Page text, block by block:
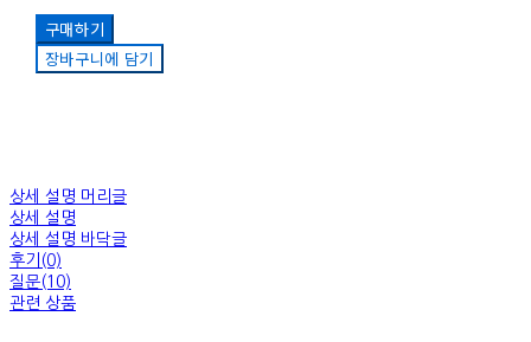
구매하기
장바구니에 담기
상세 설명 머리글
상세 설명
상세 설명 바닥글
후기(0)
질문(10)
관련 상품